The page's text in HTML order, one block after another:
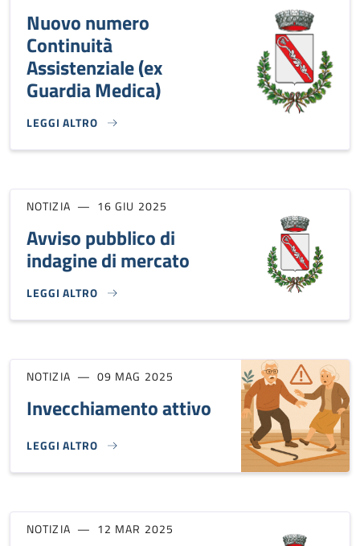
Nuovo numero
Continuità
Assistenziale (ex
Guardia Medica)
LEGGI ALTRO
NUOVO NUMERO CONTINUITÀ ASSISTENZIALE (EX GUARDIA
NOTIZIA 16 GIU 2025
Avviso pubblico di
indagine di mercato
LEGGI ALTRO
AVVISO PUBBLICO DI INDAGINE DI MERCATO}
NOTIZIA 09 MAG 2025
Invecchiamento attivo
LEGGI ALTRO
INVECCHIAMENTO ATTIVO}
NOTIZIA 12 MAR 2025